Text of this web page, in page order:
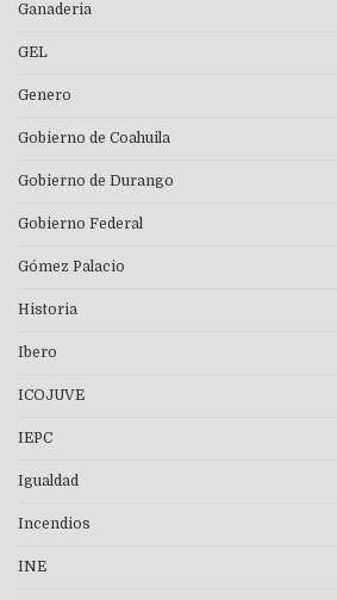
Ganaderia
GEL
Genero
Gobierno de Coahuila
Gobierno de Durango
Gobierno Federal
Gómez Palacio
Historia
Ibero
ICOJUVE
IEPC
Igualdad
Incendios
INE